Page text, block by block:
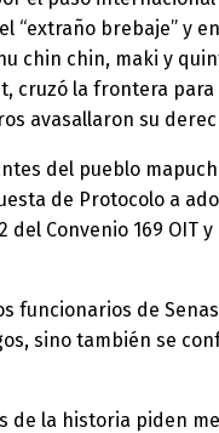
“extraño brebaje” y
chin chin, maki y
cruzó la frontera
avasallaron su
del pueblo
de Protocolo a
Convenio 169 OIT
funcionarios de
sino también se
de la historia piden